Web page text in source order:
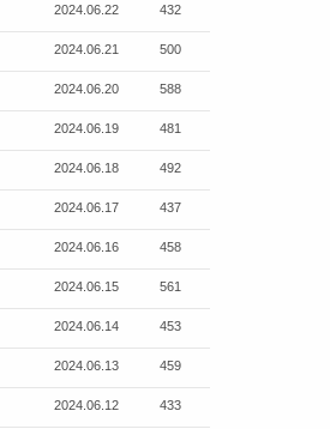
2024.06.22 432
2024.06.21 500
2024.06.20 588
2024.06.19 481
2024.06.18 492
2024.06.17 437
2024.06.16 458
2024.06.15 561
2024.06.14 453
2024.06.13 459
2024.06.12 433